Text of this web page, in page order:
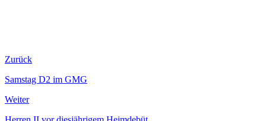
Zurück
Samstag D2 im GMG
Weiter